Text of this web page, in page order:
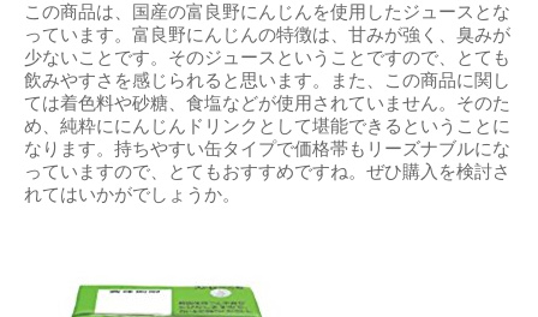
この商品は、国産の富良野にんじんを使用したジュースとな
っています。富良野にんじんの特徴は、甘みが強く、臭みが
少ないことです。そのジュースということですので、とても
飲みやすさを感じられると思います。また、この商品に関し
ては着色料や砂糖、食塩などが使用されていません。そのた
め、純粋ににんじんドリンクとして堪能できるということに
なります。持ちやすい缶タイプで価格帯もリーズナブルにな
っていますので、とてもおすすめですね。ぜひ購入を検討さ
れてはいかがでしょうか。